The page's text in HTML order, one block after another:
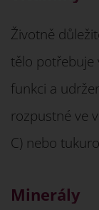
Životně
tělo potřebuje
funkci a
rozpustné ve
C) nebo
Minerály